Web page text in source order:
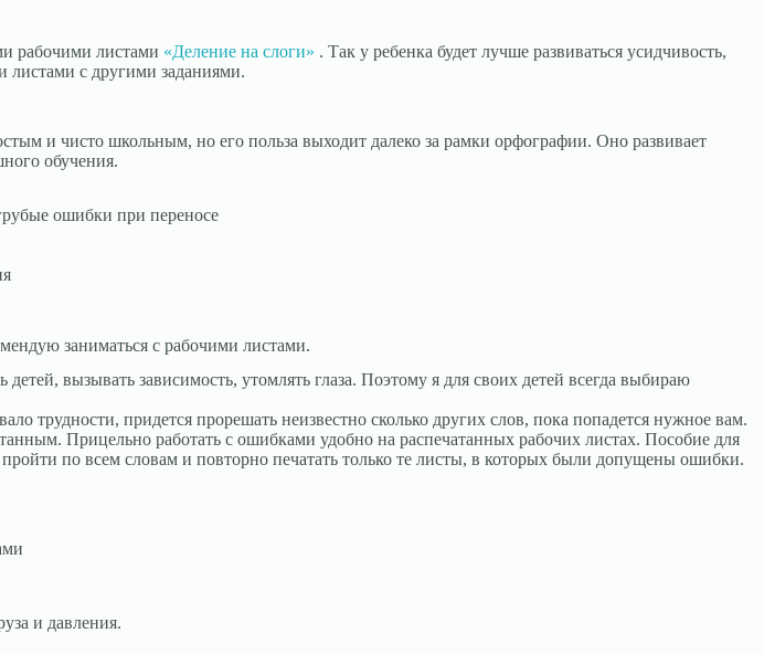
рабочими листами «Деление на слоги» . Так у ребенка будет лучше развиваться усидчивость,
листами с другими заданиями.
и чисто школьным, но его польза выходит далеко за рамки орфографии. Оно развивает
обучения.
ошибки при переносе
заниматься с рабочими листами.
вызывать зависимость, утомлять глаза. Поэтому я для своих детей всегда выбираю
трудности, придется прорешать неизвестно сколько других слов, пока попадется нужное вам.
Прицельно работать с ошибками удобно на распечатанных рабочих листах. Пособие для
по всем словам и повторно печатать только те листы, в которых были допущены ошибки.
и давления.